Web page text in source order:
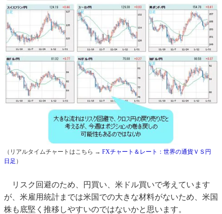
（リアルタイムチャートはこちら → FXチャート＆レート：世界の通貨ＶＳ円
日足 ）
リスク回避のため、円買い、米ドル買いで考えています
が、米雇用統計までは米国での大きな材料がないため、米国
株も底堅く推移しやすいのではないかと思います。